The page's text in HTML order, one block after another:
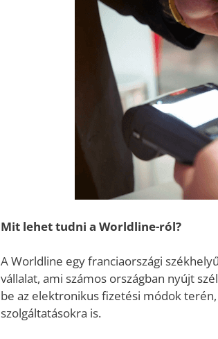
Mit lehet tudni a Worldline-ról?
A Worldline egy franciaországi
vállalat, ami számos országban nyújt
be az elektronikus fizetési módok
szolgáltatásokra is.